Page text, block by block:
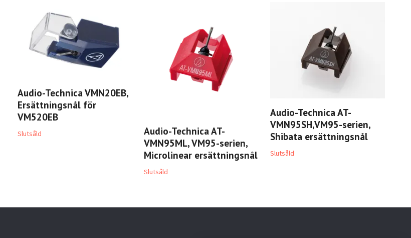
Audio-Technica VMN20EB,
Ersättningsnål för
VM520EB
Slutsåld
Audio-Technica AT-
VMN95ML, VM95-serien,
Microlinear ersättningsnål
Slutsåld
Audio-Technica AT-
VMN95SH,VM95-serien,
Shibata ersättningsnål
Slutsåld